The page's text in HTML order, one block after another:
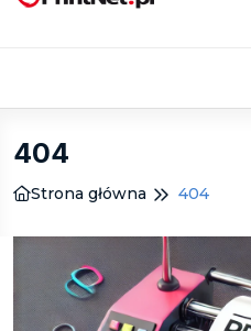
404
Strona główna 404